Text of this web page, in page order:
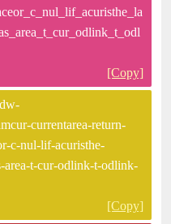
[Copy]
currentarea-return-
c-nul-lif-acuristhe-
area-t-cur-odlink-t-odlink-
[Copy]